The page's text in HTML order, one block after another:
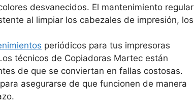
desvanecidos. El mantenimiento regular
al limpiar los cabezales de impresión, los
periódicos para tus impresoras
técnicos de Copiadoras Martec están
de que se conviertan en fallas costosas.
asegurarse de que funcionen de manera